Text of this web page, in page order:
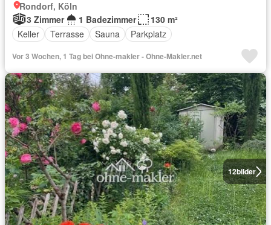
Rondorf, Köln
3 Zimmer
1 Badezimmer
130 m²
Keller
Terrasse Sauna Parkplatz
Vor 3 Wochen, 1 Tag bei Ohne-makler - Ohne-Makler.net
12bilder